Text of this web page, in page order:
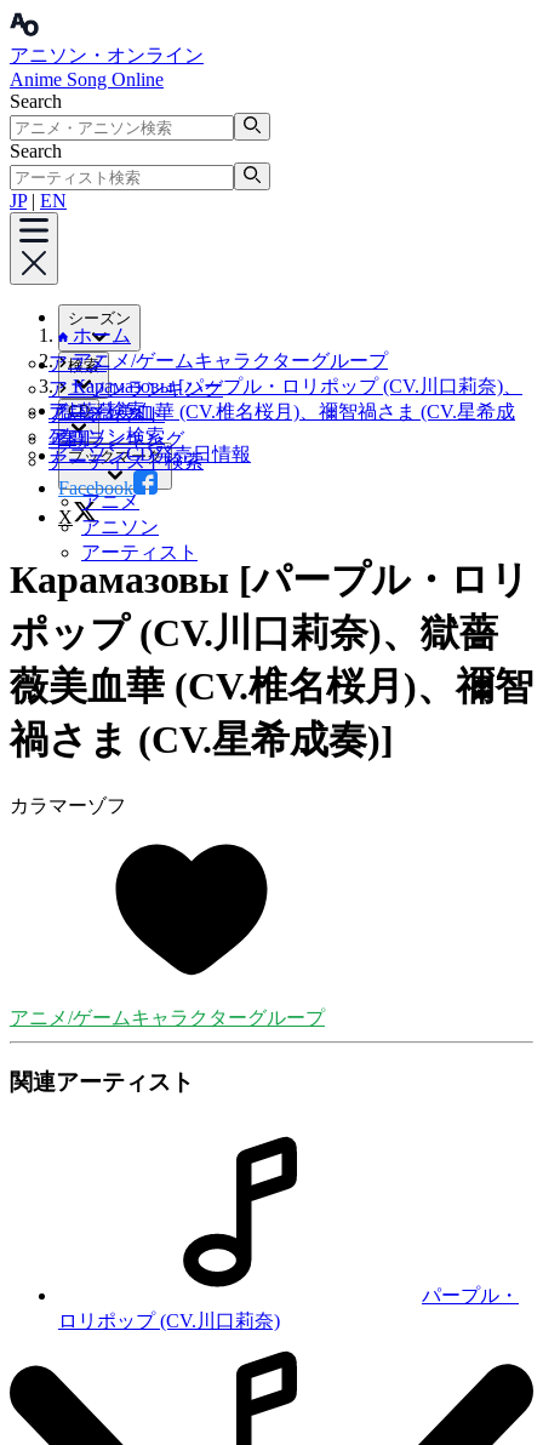
アニソン・オンライン
Anime Song Online
Search
Search
JP| EN
シーズン
アニメ
アニソンランキング
アーティスト
年間ランキング
検索
アニメ検索
アニソン検索
アーティスト検索
CD
アニソンCD発売日情報
ブックマーク
アニメ
アニソン
アーティスト
ホーム
アニメ/ゲームキャラクターグループ
Карамазовы [パープル・ロリポップ (CV.川口莉奈)、
獄薔薇美血華 (CV.椎名桜月)、禰󠄀智禍さま (CV.星希成
奏)]
Facebook
X
Карамазовы [パープル・ロリ
ポップ (CV.川口莉奈)、獄薔
薇美血華 (CV.椎名桜月)、禰󠄀智
禍さま (CV.星希成奏)]
カラマーゾフ
アニメ/ゲームキャラクターグループ
関連アーティスト
パープル・
ロリポップ (CV.川口莉奈)